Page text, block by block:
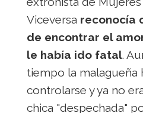
Viceversa reconocía
de encontrar el
le había ido fatal.
tiempo la malagueña
controlarse y ya no
chica "despechada"